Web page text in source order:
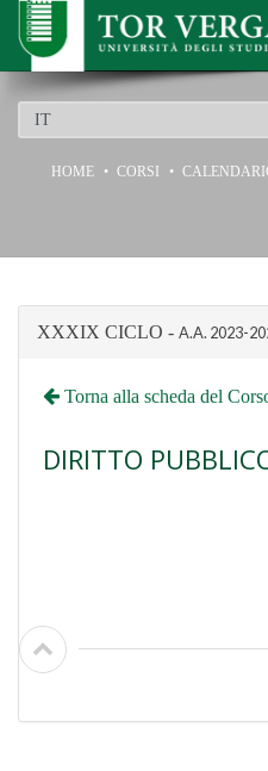
Scuola di Dottorato
HOME CORSI
XXXIX CICLO - A.A. 2023-
Torna alla scheda del
DIRITTO